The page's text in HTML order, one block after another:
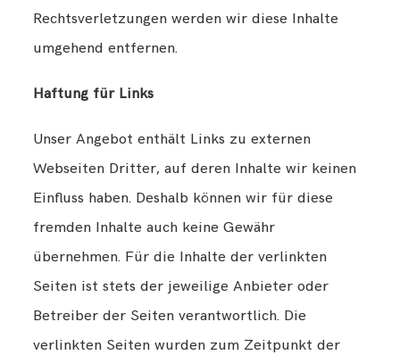
Rechtsverletzungen werden wir diese Inhalte
umgehend entfernen.
Haftung für Links
Unser Angebot enthält Links zu externen
Webseiten Dritter, auf deren Inhalte wir keinen
Einfluss haben. Deshalb können wir für diese
fremden Inhalte auch keine Gewähr
übernehmen. Für die Inhalte der verlinkten
Seiten ist stets der jeweilige Anbieter oder
Betreiber der Seiten verantwortlich. Die
verlinkten Seiten wurden zum Zeitpunkt der